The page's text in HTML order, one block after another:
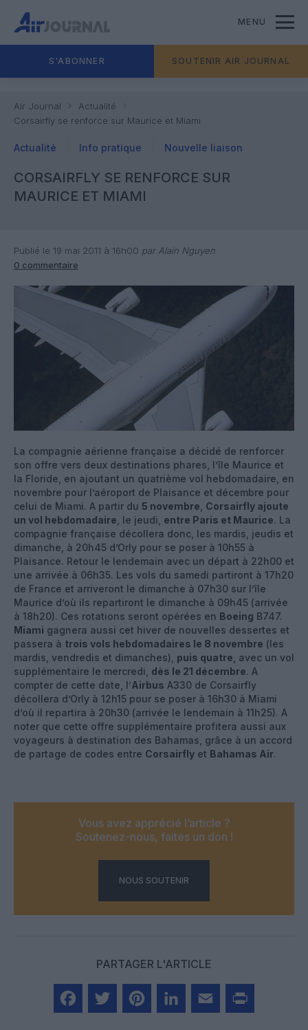
MENU
S'ABONNER SOUTENIR AIR JOURNAL
Air Journal
Actualité
Corsairfly se renforce sur Maurice et Miami
Actualité Info pratique Nouvelle liaison
CORSAIRFLY SE RENFORCE SUR
MAURICE ET MIAMI
Publié le 19 mai 2011 à 16h00 par Alain Nguyen
0 commentaire
La compagnie aérienne française a décidé de renforcer
son offre vers deux destinations phares, l’île Maurice et
la Floride, en ajoutant un quatrième vol hebdomadaire, en
novembre pour l’aéroport de Plaisance et décembre pour
celui de Miami. A partir du 5 novembre Corsairfly ajoute
un vol hebdomadaire , le jeudi, entre Paris et Maurice. La
compagnie française décollera donc, les mardis, jeudis et
dimanche, à 20h45 d’Orly pour se poser à 10h55 à
Plaisance. Retour le lendemain avec un départ à 22h00 et
une arrivée à 06h35. Les vols du samedi partiront à 17h20
de France et arriveront le dimanche à 07h30 sur l’île
Maurice d’où ils repartiront le dimanche à 09h45 (arrivée
à 18h20). Ces rotations seront opérées en Boeing B747.
Miami gagnera aussi cet hiver de nouvelles dessertes et
passera à trois vols hebdomadaires le 8 novembre (les
mardis, vendredis et dimanches), puis quatre , avec un vol
supplémentaire le mercredi, dès le 21 décembre. A
compter de cette date, l’Airbus A330 de Corsairfly
décollera d’Orly à 12h15 pour se poser à 16h30 à Miami
d’où il repartira à 20h30 (arrivée le lendemain à 11h25). A
noter que cette offre supplémentaire profitera aussi aux
voyageurs à destination des Bahamas, grâce à un accord
de partage de codes entre Corsairfly et Bahamas Air.
Vous avez apprécié l’article ?
Soutenez-nous, faites un don !
NOUS SOUTENIR
PARTAGER L'ARTICLE